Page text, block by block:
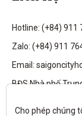
Hotline: (+84) 911
Zalo: (+84) 911
Email:
BĐS Nhà phố
Cho phép chúng